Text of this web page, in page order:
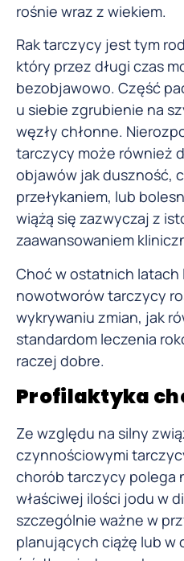
rośnie wraz z wiekiem.
Rak tarczycy jest tym
który przez długi czas
bezobjawowo. Część
u siebie zgrubienie na
węzły chłonne.
tarczycy może również
objawów jak duszność,
przełykaniem, lub
wiążą się zazwyczaj z
zaawansowaniem
Choć w ostatnich
nowotworów tarczycy
wykrywaniu zmian, jak
standardom leczenia
raczej dobre.
Profilaktyka
Ze względu na silny
czynnościowymi
chorób tarczycy polega
właściwej ilości jodu w
szczególnie ważne w
planujących ciążę lub w